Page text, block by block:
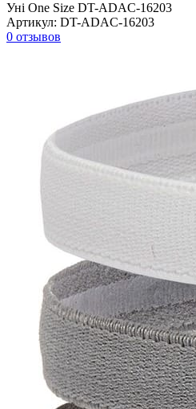
Уні One Size DT-ADAC-16203
Артикул: DT-ADAC-16203
0 отзывов